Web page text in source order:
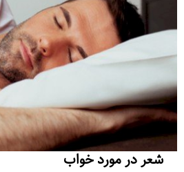
شعر در مورد خواب